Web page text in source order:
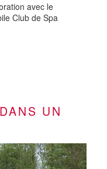
avec le
Club de Spa
UN